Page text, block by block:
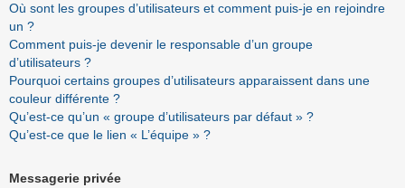
Où sont les groupes d’utilisateurs et comment puis-je en rejoindre
un ?
Comment puis-je devenir le responsable d’un groupe
d’utilisateurs ?
Pourquoi certains groupes d’utilisateurs apparaissent dans une
couleur différente ?
Qu’est-ce qu’un « groupe d’utilisateurs par défaut » ?
Qu’est-ce que le lien « L’équipe » ?
Messagerie privée